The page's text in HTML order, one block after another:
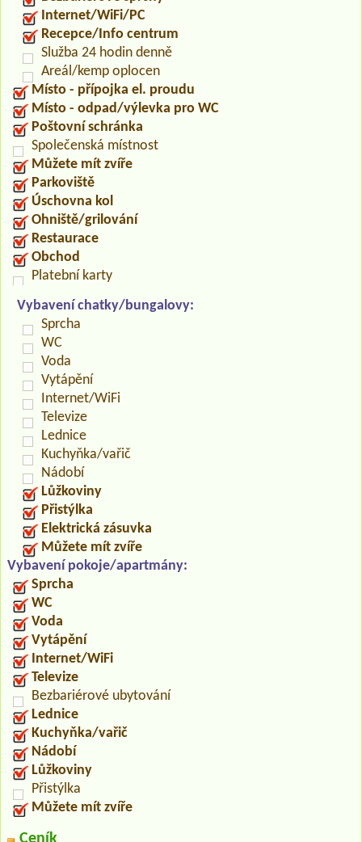
Internet/WiFi/PC
Recepce/Info centrum
Služba 24 hodin denně
Areál/kemp oplocen
Místo - přípojka el. proudu
Místo - odpad/výlevka pro WC
Poštovní schránka
Společenská místnost
Můžete mít zvíře
Parkoviště
Úschovna kol
Ohniště/grilování
Restaurace
Obchod
Platební karty
Vybavení chatky/bungalovy:
Sprcha
WC
Voda
Vytápění
Internet/WiFi
Televize
Lednice
Kuchyňka/vařič
Nádobí
Lůžkoviny
Přistýlka
Elektrická zásuvka
Můžete mít zvíře
Vybavení pokoje/apartmány:
Sprcha
WC
Voda
Vytápění
Internet/WiFi
Televize
Bezbariérové ubytování
Lednice
Kuchyňka/vařič
Nádobí
Lůžkoviny
Přistýlka
Můžete mít zvíře